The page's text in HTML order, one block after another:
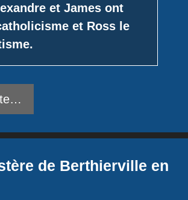
et James ont
et Ross le
de Berthierville en